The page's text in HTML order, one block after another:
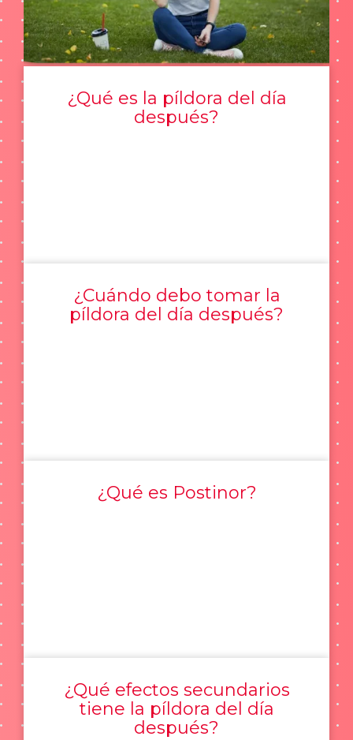
¿Qué es la píldora del día
después?
¿Cuándo debo tomar la
píldora del día después?
¿Qué es Postinor?
¿Qué efectos secundarios
tiene la píldora del día
después?